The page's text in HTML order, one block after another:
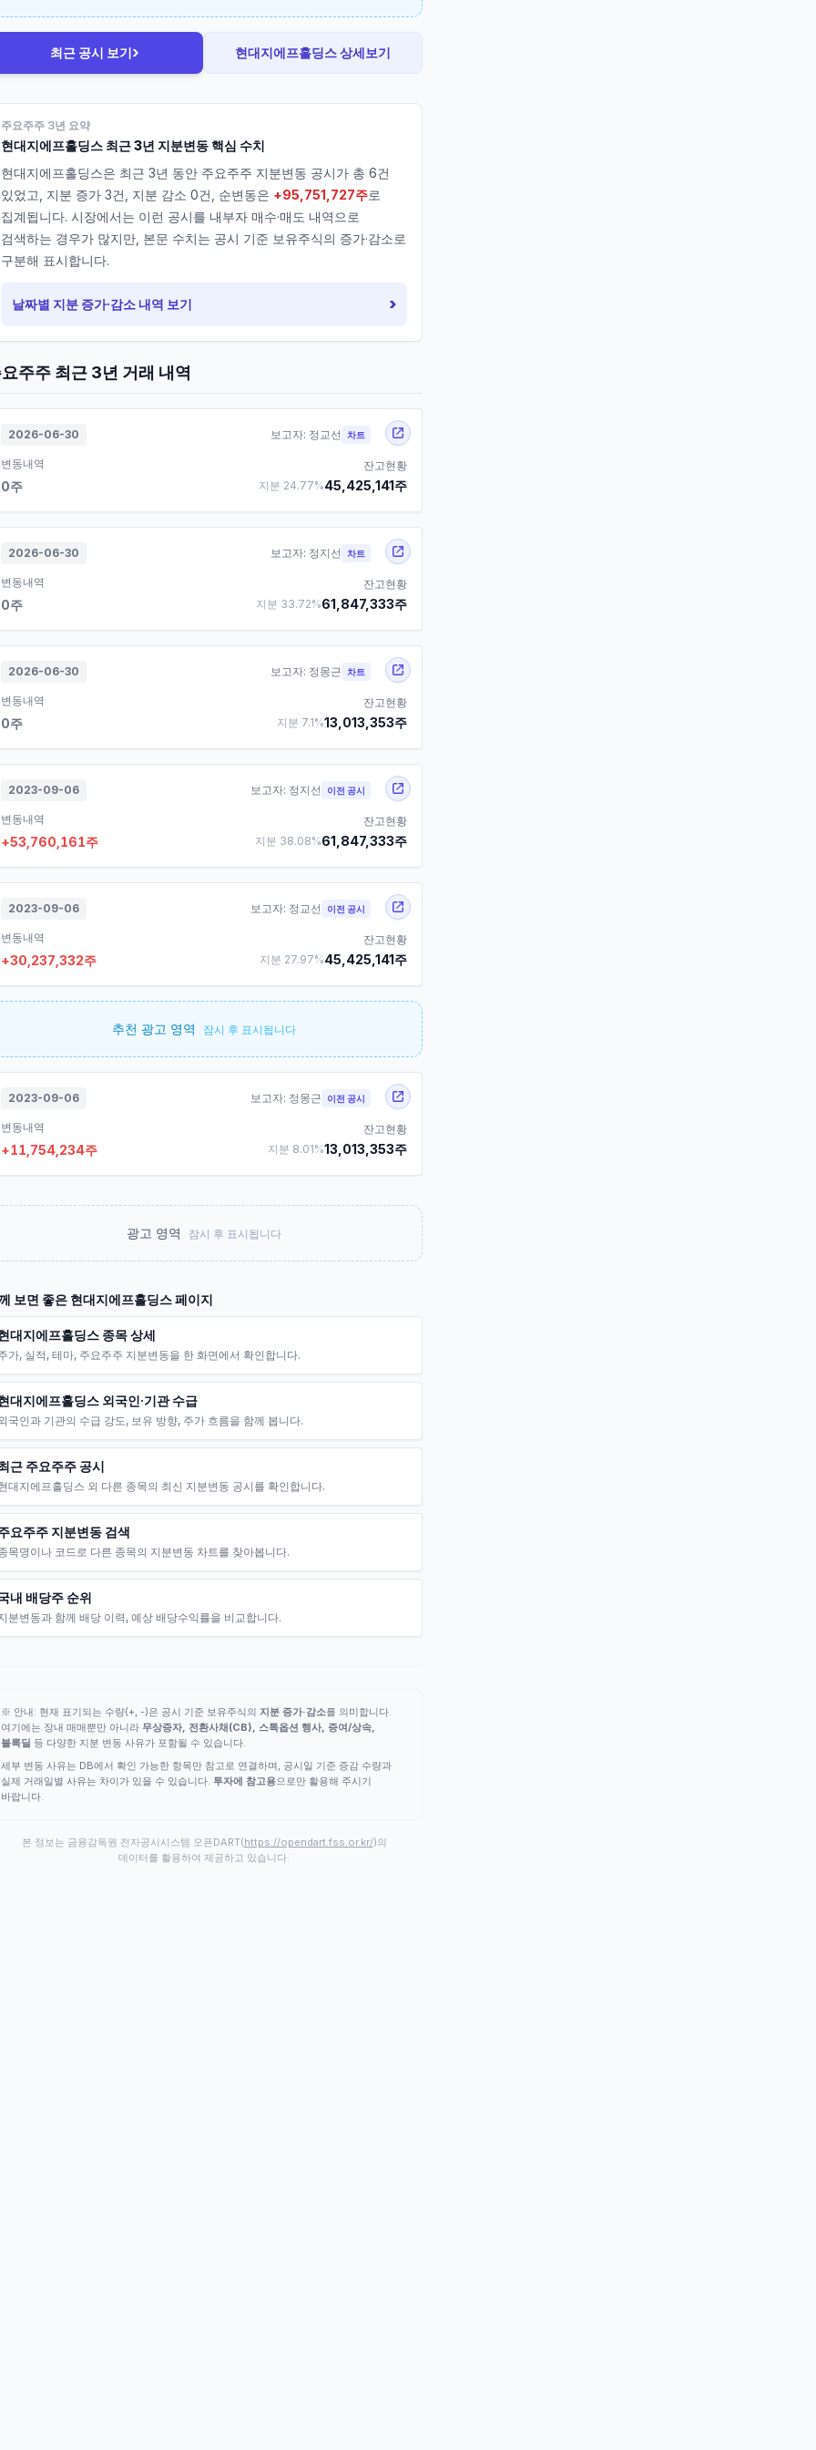
최근 공시 보기› 현대지에프홀딩스상세보기
주요주주 3년 요약
현대지에프홀딩스 최근 3년 지분변동 핵심 수치
현대지에프홀딩스은 최근 3년 동안 주요주주 지분변동 공시가 총 6건
있었고, 지분 증가 3건, 지분 감소 0건, 순변동은 +95,751,727주로
집계됩니다. 시장에서는 이런 공시를 내부자 매수·매도 내역으로
검색하는 경우가 많지만, 본문 수치는 공시 기준 보유주식의 증가·감소로
구분해 표시합니다.
날짜별 지분 증가·감소 내역 보기 ›
주주 최근 3년 거래 내역
2026-06-30 보고자: 정교선 차트
변동내역
0주
잔고현황
지분 24.77%45,425,141주
2026-06-30 보고자: 정지선 차트
변동내역
0주
잔고현황
지분 33.72%61,847,333주
2026-06-30 보고자: 정몽근 차트
변동내역
0주
잔고현황
지분 7.1%13,013,353주
2023-09-06 보고자: 정지선 이전 공시
변동내역
+53,760,161주
잔고현황
지분 38.08%61,847,333주
2023-09-06 보고자: 정교선 이전 공시
변동내역
+30,237,332주
잔고현황
지분 27.97%45,425,141주
추천 광고 영역 잠시 후 표시됩니다
2023-09-06 보고자: 정몽근 이전 공시
변동내역
+11,754,234주
잔고현황
지분 8.01%13,013,353주
광고 영역 잠시 후 표시됩니다
보면 좋은 현대지에프홀딩스페이지
대지에프홀딩스 종목 상세
가, 실적, 테마, 주요주주 지분변동을 한 화면에서 확인합니다.
대지에프홀딩스 외국인·기관 수급
국인과 기관의 수급 강도, 보유 방향, 주가 흐름을 함께 봅니다.
근 주요주주 공시
대지에프홀딩스 외 다른 종목의 최신 지분변동 공시를 확인합니다.
요주주 지분변동 검색
목명이나 코드로 다른 종목의 지분변동 차트를 찾아봅니다.
내 배당주 순위
분변동과 함께 배당 이력, 예상 배당수익률을 비교합니다.
※ 안내: 현재 표기되는 수량(+, -)은 공시 기준 보유주식의 지분 증가·감소를 의미합니다.
여기에는 장내 매매뿐만 아니라 무상증자, 전환사채(CB), 스톡옵션 행사, 증여/상속,
블록딜 등 다양한 지분 변동 사유가 포함될 수 있습니다.
세부 변동 사유는 DB에서 확인 가능한 항목만 참고로 연결하며, 공시일 기준 증감 수량과
실제 거래일별 사유는 차이가 있을 수 있습니다. 투자에 참고용으로만 활용해 주시기
바랍니다.
본 정보는 금융감독원 전자공시시스템 오픈DART(https://opendart.fss.or.kr/)의
데이터를 활용하여 제공하고 있습니다.